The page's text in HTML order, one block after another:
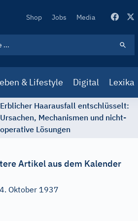
Secondary
Shop Jobs Media
& Lifestyle Digital Lexika
Erblicher Haarausfall entschlüsselt:
Ursachen, Mechanismen und nicht-
operative Lösungen
Artikel aus dem Kalender
4. Oktober 1937